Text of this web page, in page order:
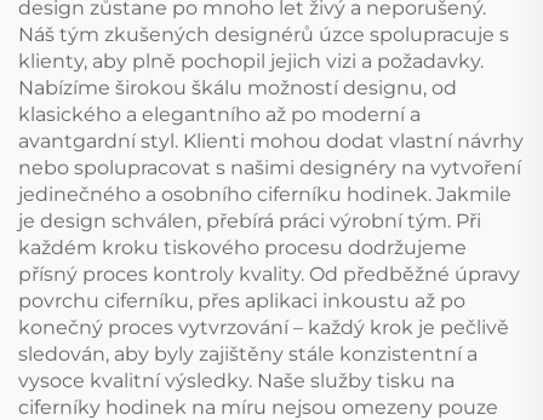
design zůstane po mnoho let živý a neporušený.
Náš tým zkušených designérů úzce spolupracuje s
klienty, aby plně pochopil jejich vizi a požadavky.
Nabízíme širokou škálu možností designu, od
klasického a elegantního až po moderní a
avantgardní styl. Klienti mohou dodat vlastní návrhy
nebo spolupracovat s našimi designéry na vytvoření
jedinečného a osobního ciferníku hodinek. Jakmile
je design schválen, přebírá práci výrobní tým. Při
každém kroku tiskového procesu dodržujeme
přísný proces kontroly kvality. Od předběžné úpravy
povrchu ciferníku, přes aplikaci inkoustu až po
konečný proces vytvrzování – každý krok je pečlivě
sledován, aby byly zajištěny stále konzistentní a
vysoce kvalitní výsledky. Naše služby tisku na
ciferníky hodinek na míru nejsou omezeny pouze